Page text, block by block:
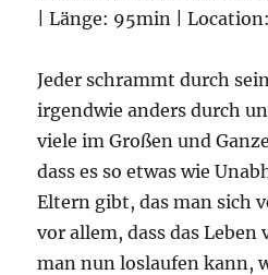
| Länge: 95min |
Jeder schrammt durch
irgendwie anders durch
viele im Großen und
dass es so etwas wie
Eltern gibt, das man sich
vor allem, dass das
man nun loslaufen kann,